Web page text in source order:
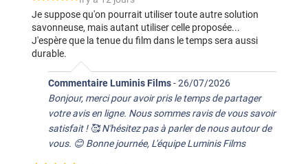
Je suppose qu'on pourrait utiliser toute autre solution
savonneuse, mais autant utiliser celle proposée...
J'espère que la tenue du film dans le temps sera aussi
durable.
Commentaire Luminis Films-26/07/2026
Bonjour, merci pour avoir pris le temps de partager
votre avis en ligne. Nous sommes ravis de vous savoir
satisfait ! 🥰 N'hésitez pas à parler de nous autour de
vous. 😊 Bonne journée, L'équipe Luminis Films